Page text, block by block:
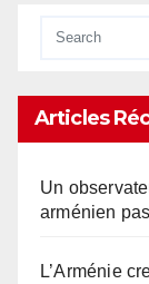
Articles
Un
arménien
L’Arménie